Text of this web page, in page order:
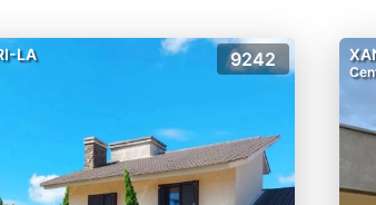
LA 9242